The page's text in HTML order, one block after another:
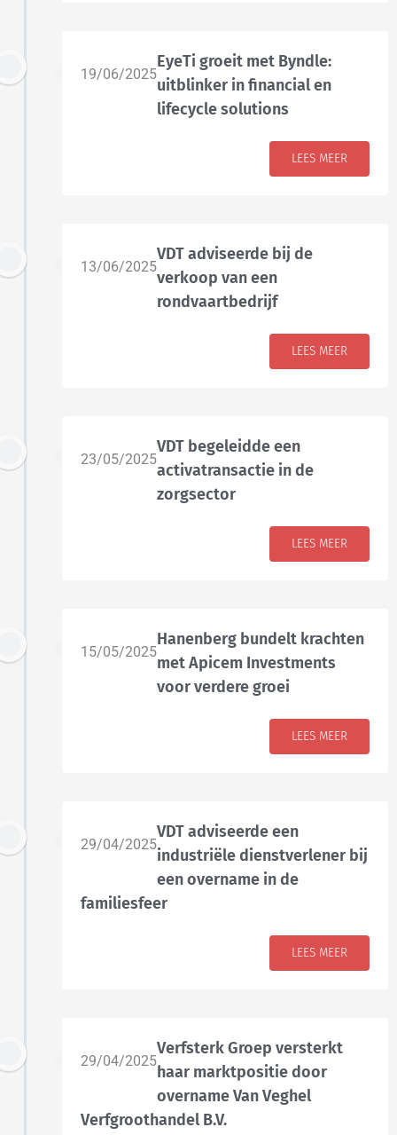
19/06/2025
EyeTi groeit met Byndle:
uitblinker in financial en
lifecycle solutions
LEES MEER
13/06/2025
VDT adviseerde bij de
verkoop van een
rondvaartbedrijf
LEES MEER
23/05/2025
VDT begeleidde een
activatransactie in de
zorgsector
LEES MEER
15/05/2025
Hanenberg bundelt krachten
met Apicem Investments
voor verdere groei
LEES MEER
29/04/2025
VDT adviseerde een
industriële dienstverlener bij
een overname in de
familiesfeer
LEES MEER
29/04/2025
Verfsterk Groep versterkt
haar marktpositie door
overname Van Veghel
Verfgroothandel B.V.